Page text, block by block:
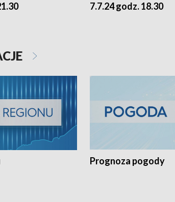
7.7.24 godz. 18.30
Prognoza pogody